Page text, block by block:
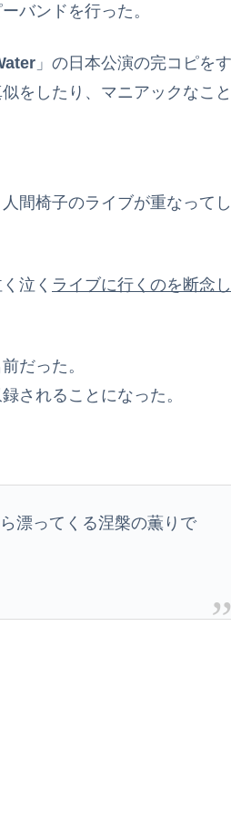
バンドを行った。
」の日本公演の完コピをす
をしたり、マニアックなこと
間椅子のライブが重なってし
泣く ライブに行くのを断念し
だった。
されることになった。
漂ってくる涅槃の薫りで